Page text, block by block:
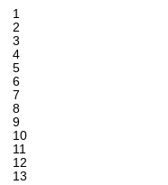
1
2
3
4
5
6
7
8
9
10
11
12
13